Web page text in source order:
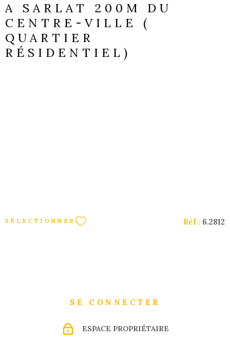
A SARLAT 200M DU
CENTRE-VILLE (
QUARTIER
RÉSIDENTIEL)
959 m²
SÉLECTIONNER Réf : 6.2812
SE CONNECTER
ESPACE PROPRIÉTAIRE